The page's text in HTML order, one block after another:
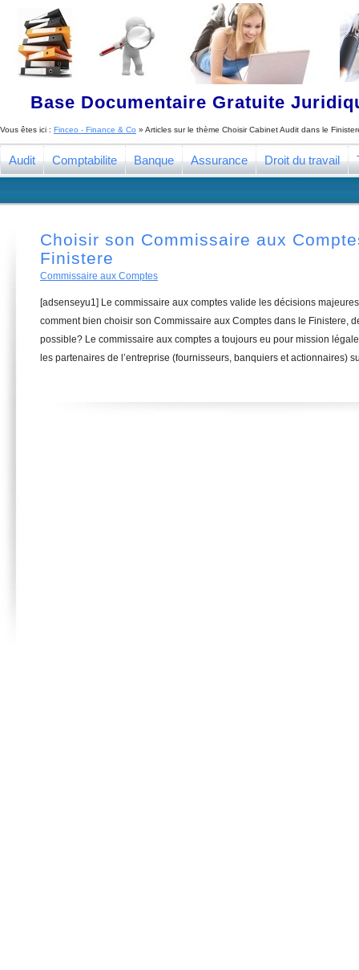
Base Documentaire Gratuite
Vous êtes ici : Finceo - Finance & Co » Articles sur le thème Choisir Cabinet Audit dans le
Audit Comptabilite Banque Assurance Droit du travail
Choisir son Commissaire aux
Finistere
Commissaire aux Comptes
[adsenseyu1] Le commissaire aux comptes valide les décisions
comment bien choisir son Commissaire aux Comptes dans le Finistere,
possible? Le commissaire aux comptes a toujours eu pour mission
les partenaires de l’entreprise (fournisseurs, banquiers et actionnaires)